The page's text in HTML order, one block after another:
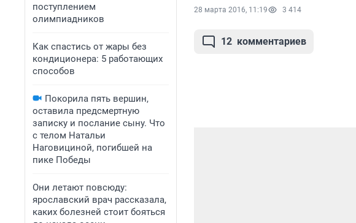
поступлением
олимпиадников
Как спастись от жары без
кондиционера: 5 работающих
способов
Покорила пять вершин,
оставила предсмертную
записку и послание сыну. Что
с телом Натальи
Наговициной, погибшей на
пике Победы
Они летают повсюду:
ярославский врач рассказала,
каких болезней стоит бояться
28 марта 2016, 11:19 3 414
12 комментариев